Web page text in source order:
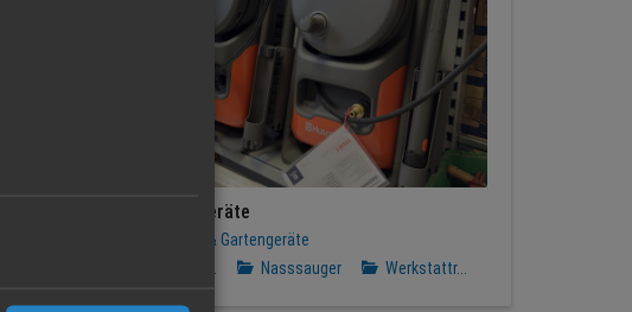
Reinigungsgeräte
Haller Forst & Gartengeräte
Hochdruckr...
Nasssauger Werkstattr...